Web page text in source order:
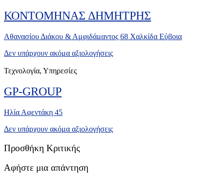
ΚΟΝΤΟΜΗΝΑΣ ΔΗΜΗΤΡΗΣ
Αθανασίου Διάκου & Αμφιδάμαντος 68 Χαλκίδα Εύβοια
Δεν υπάρχουν ακόμα αξιολογήσεις
Τεχνολογία, Υπηρεσίες
GP-GROUP
Ηλία Αφεντάκη 45
Δεν υπάρχουν ακόμα αξιολογήσεις
Προσθήκη Κριτικής
Αφήστε μια απάντηση